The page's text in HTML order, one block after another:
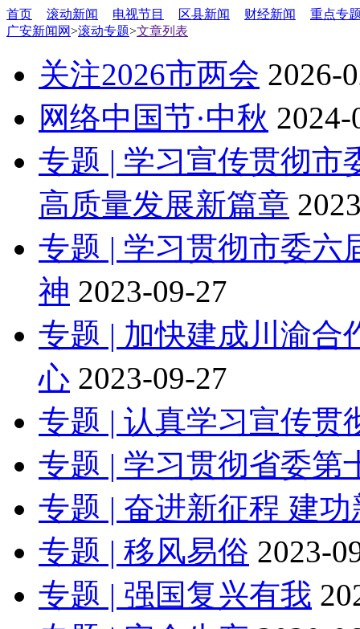
首页 滚动新闻 电视节目 区县新闻 财经新闻
重点专
广安新闻网>滚动专题>文章列表
关注2026市两会 2026-
网络中国节·中秋 2024-
专题 | 学习宣传贯彻市
高质量发展新篇章
专题 | 学习贯彻市委六
神 2023-09-27
专题 | 加快建成川渝合
心 2023-09-27
专题 | 认真学习宣传贯
专题 | 学习贯彻省委第
专题 | 奋进新征程 建
专题 | 移风易俗 2023-
专题 | 强国复兴有我